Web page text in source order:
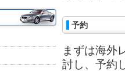
予約
まずは海外
討し、予約